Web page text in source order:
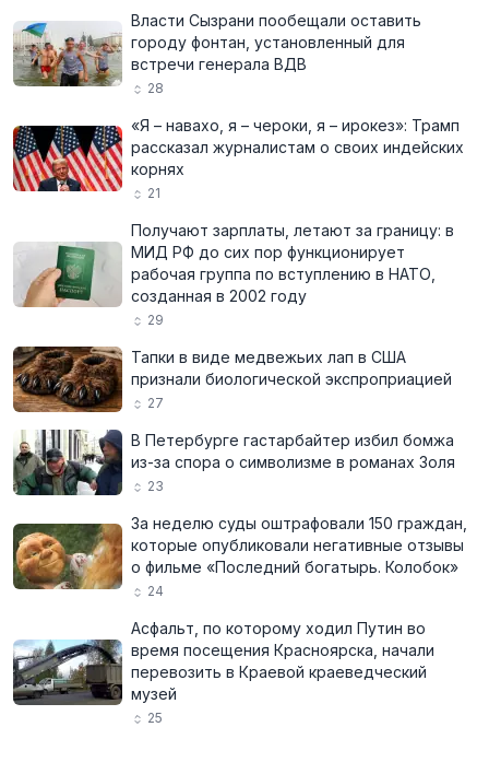
Власти Сызрани пообещали оставить
городу фонтан, установленный для
встречи генерала ВДВ
28
«Я – навахо, я – чероки, я – ирокез»: Трамп
рассказал журналистам о своих индейских
корнях
21
Получают зарплаты, летают за границу: в
МИД РФ до сих пор функционирует
рабочая группа по вступлению в НАТО,
созданная в 2002 году
29
Тапки в виде медвежьих лап в США
признали биологической экспроприацией
27
В Петербурге гастарбайтер избил бомжа
из-за спора о символизме в романах Золя
23
За неделю суды оштрафовали 150 граждан,
которые опубликовали негативные отзывы
о фильме «Последний богатырь. Колобок»
24
Асфальт, по которому ходил Путин во
время посещения Красноярска, начали
перевозить в Краевой краеведческий
музей
25